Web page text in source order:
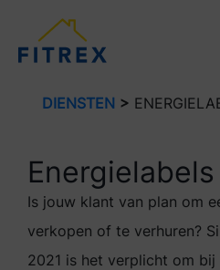
DIENSTEN >
Energielabels
Is jouw klant van plan om
verkopen of te verhuren?
2021 is het verplicht om